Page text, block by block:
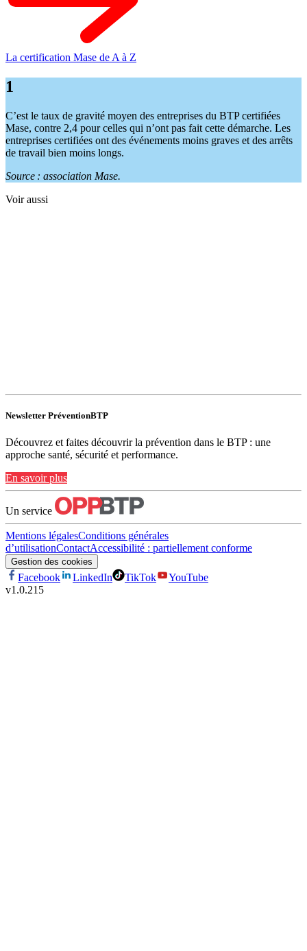
La certification Mase de A à Z
1
C’est le taux de gravité moyen des entreprises du BTP certifiées
Mase, contre 2,4 pour celles qui n’ont pas fait cette démarche. Les
entreprises certifiées ont des événements moins graves et des arrêts
de travail bien moins longs.
Source : association Mase.
Voir aussi
Newsletter PréventionBTP
Découvrez et faites découvrir la prévention dans le BTP : une
approche santé, sécurité et performance.
En savoir plus
Un service
Mentions légalesConditions générales
d’utilisationContactAccessibilité : partiellement conforme
Gestion des cookies
Facebook LinkedIn TikTok
YouTube
v1.0.215